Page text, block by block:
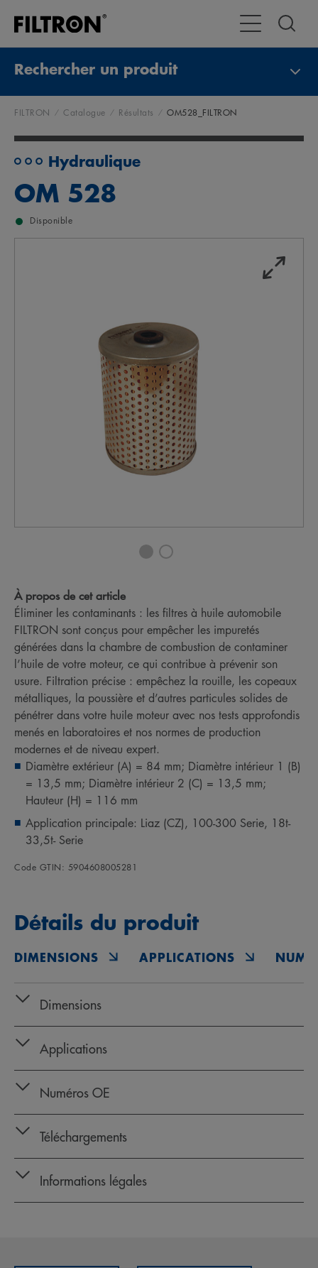
Toggle
Rechercher un produit
FILTRON Catalogue Résultats OM528_FILTRON
Hydraulique
OM 528
Disponible
À propos de cet article
Éliminer les contaminants : les filtres à huile automobile
FILTRON sont conçus pour empêcher les impuretés
générées dans la chambre de combustion de contaminer
l’huile de votre moteur, ce qui contribue à prévenir son
usure. Filtration précise : empêchez la rouille, les copeaux
métalliques, la poussière et d’autres particules solides de
pénétrer dans votre huile moteur avec nos tests approfondis
menés en laboratoires et nos normes de production
modernes et de niveau expert.
Diamètre extérieur (A) = 84 mm; Diamètre intérieur 1 (B)
= 13,5 mm; Diamètre intérieur 2 (C) = 13,5 mm;
Hauteur (H) = 116 mm
Application principale: Liaz (CZ), 100-300 Serie, 18t-
33,5t- Serie
Code GTIN: 5904608005281
Détails du produit
DIMENSIONS APPLICATIONS
Dimensions
Applications
Numéros OE
Téléchargements
Informations légales